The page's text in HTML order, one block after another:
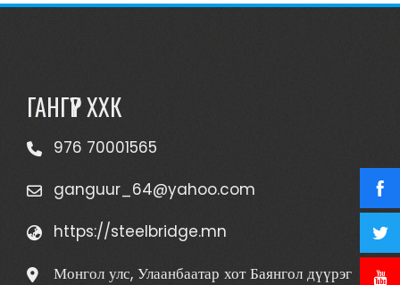
ГАНГҮҮР ХХК
976 70001565
ganguur_64@yahoo.com
https://steelbridge.mn
Монгол улс, Улаанбаатар хот Баянгол дүүрэг